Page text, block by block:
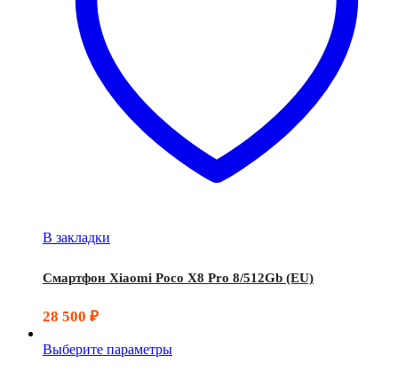
В закладки
Смартфон Xiaomi Poco X8 Pro 8/512Gb (EU)
28 500 ₽
Выберите параметры